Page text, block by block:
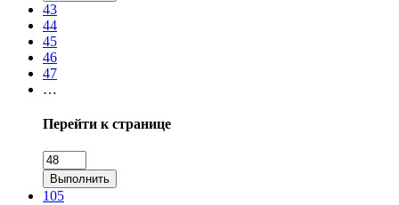
43
44
45
46
47
…
Перейти к странице
Выполнить
105